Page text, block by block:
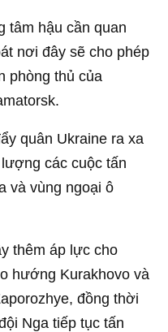
tâm hậu cần quan
nơi đây sẽ cho phép
phòng thủ của
quân Ukraine ra xa
các cuộc tấn
và vùng ngoại ô
thêm áp lực cho
hướng Kurakhovo và
đồng thời
Nga tiếp tục tấn